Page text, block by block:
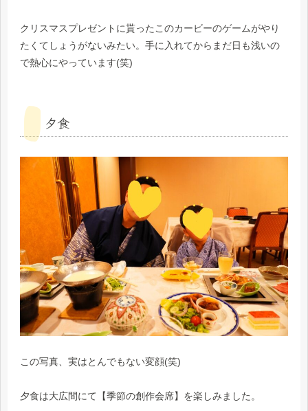
クリスマスプレゼントに貰ったこのカービーのゲームがやり
たくてしょうがないみたい。手に入れてからまだ日も浅いの
で熱心にやっています(笑)
夕食
この写真、実はとんでもない変顔(笑)
夕食は大広間にて【季節の創作会席】を楽しみました。